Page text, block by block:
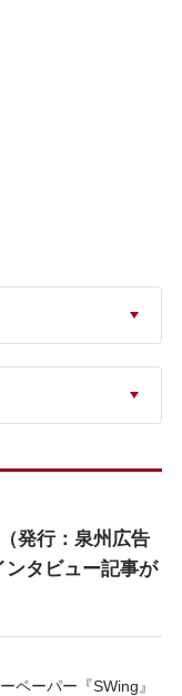
発行：泉州広告
タビュー記事が
ペーパー『SWing』